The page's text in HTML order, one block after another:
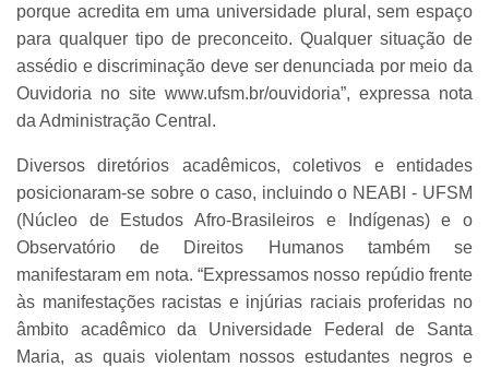
porque acredita em uma universidade plural, sem espaço
para qualquer tipo de preconceito. Qualquer situação de
assédio e discriminação deve ser denunciada por meio da
Ouvidoria no site www.ufsm.br/ouvidoria”, expressa nota
da Administração Central.
Diversos diretórios acadêmicos, coletivos e entidades
posicionaram-se sobre o caso, incluindo o NEABI - UFSM
(Núcleo de Estudos Afro-Brasileiros e Indígenas) e o
Observatório de Direitos Humanos também se
manifestaram em nota. “Expressamos nosso repúdio frente
às manifestações racistas e injúrias raciais proferidas no
âmbito acadêmico da Universidade Federal de Santa
Maria, as quais violentam nossos estudantes negros e